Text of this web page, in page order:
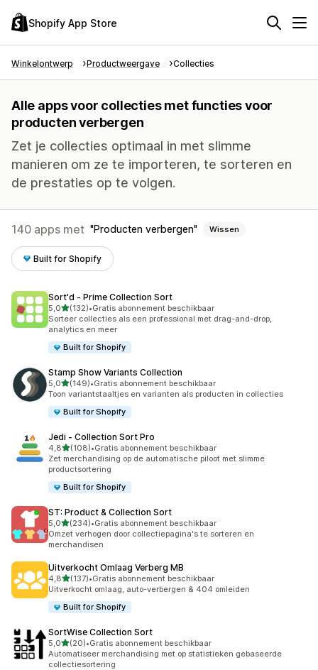
Shopify App Store
Winkelontwerp Productweergave Collecties
Alle apps voor collecties met functies voor
producten verbergen
Zet je collecties optimaal in met slimme
manieren om ze te importeren, te sorteren en
de prestaties op te volgen.
140 apps met Producten verbergen Wissen
Built for Shopify
Sort'd ‑ Prime Collection Sort
5,0van 5 sterren
(132)
132 recensies in totaal
•Gratis abonnement beschikbaar
Sorteer collecties als een professional met drag-and-drop,
analytics en meer
Built for Shopify
Stamp Show Variants Collection
5,0van 5 sterren
(149)
149 recensies in totaal
•Gratis abonnement beschikbaar
Toon variantstaaltjes en varianten als producten in collecties
Built for Shopify
Jedi ‑ Collection Sort Pro
4,8van 5 sterren
(108)
108 recensies in totaal
•Gratis abonnement beschikbaar
Zet merchandising op de automatische piloot met slimme
productsortering
Built for Shopify
ST: Product & Collection Sort
5,0van 5 sterren
(234)
234 recensies in totaal
•Gratis abonnement beschikbaar
Omzet verhogen door collectiepagina's te sorteren en
merchandisen
Uitverkocht Omlaag Verberg MB
4,8van 5 sterren
(137)
137 recensies in totaal
•Gratis abonnement beschikbaar
Uitverkocht omlaag, auto-verbergen & 404 omleiden
Built for Shopify
SortWise Collection Sort
5,0van 5 sterren
(20)
20 recensies in totaal
•Gratis abonnement beschikbaar
Automatiseer merchandising met op statistieken gebaseerde
collectiesortering